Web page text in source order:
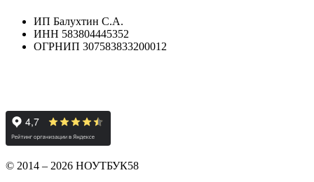
ИП Балухтин С.А.
ИНН 583804445352
ОГРНИП 307583833200012
© 2014 – 2026 НОУТБУК58